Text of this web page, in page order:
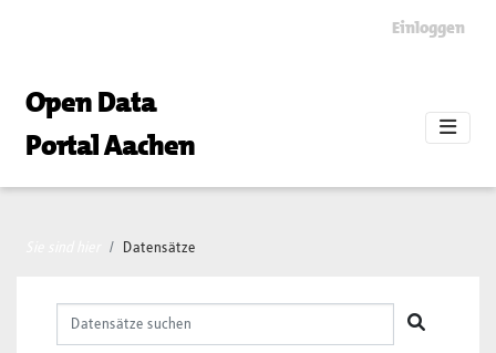
Einloggen
Open Data
Portal Aachen
Datensätze